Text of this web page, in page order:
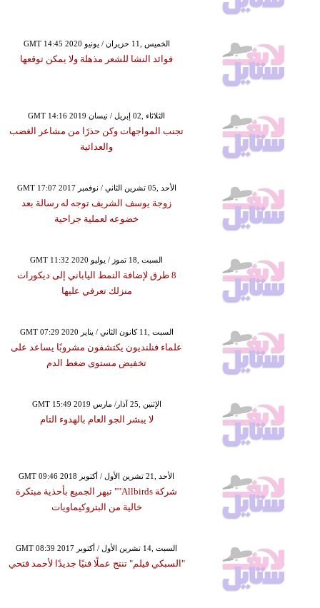
GMT 14:45 2020 الخميس ,11 حزيران / يونيو
فوائد النشا للشعر مذهلة ولا يمكن توقعها
GMT 14:16 2019 الثلاثاء ,02 إبريل / نيسان
تجنب المواجهات وكن حذرًا من مشاعر الغضب
والعدائية
GMT 17:07 2017 الأحد ,05 تشرين الثاني / نوفمبر
زوجة يوسف الشريف توجه له رسالة بعد
خضوعه لعملية جراحية
GMT 11:32 2020 السبت ,18 تموز / يوليو
8 طرق لإضافة النمط الياباني إلى ديكورات
منزلك تعرفي عليها
GMT 07:29 2020 السبت ,11 كانون الثاني / يناير
علماء فنلنديون يكتشفون مشروبًا يساعد على
تخفيض مستوى ضغط الدم
GMT 15:49 2019 الإثنين ,25 آذار/ مارس
لا يبشر الجو العام بالهدوء التام
GMT 09:46 2018 الأحد ,21 تشرين الأول / أكتوبر
شركة Allbirds"" تبهر الجميع بأحذية مبتكرة
خالية من البتروكيماويات
GMT 08:39 2017 السبت ,14 تشرين الأول / أكتوبر
"السبكي فيلم" تنتج عملًا فنيًا جديدًا لأحمد فتحي